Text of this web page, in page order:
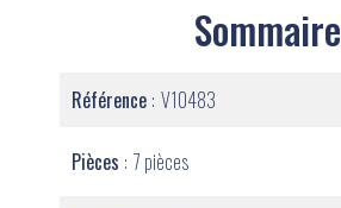
Sommaire
Référence V10483
Pièces 7 pièces